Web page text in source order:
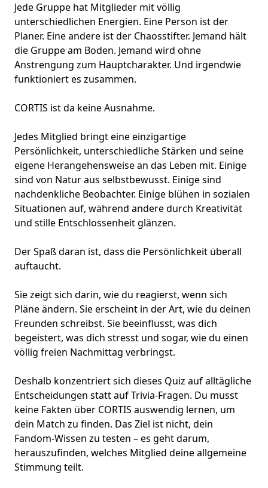
Jede Gruppe hat Mitglieder mit völlig
unterschiedlichen Energien. Eine Person ist der
Planer. Eine andere ist der Chaosstifter. Jemand hält
die Gruppe am Boden. Jemand wird ohne
Anstrengung zum Hauptcharakter. Und irgendwie
funktioniert es zusammen.
CORTIS ist da keine Ausnahme.
Jedes Mitglied bringt eine einzigartige
Persönlichkeit, unterschiedliche Stärken und seine
eigene Herangehensweise an das Leben mit. Einige
sind von Natur aus selbstbewusst. Einige sind
nachdenkliche Beobachter. Einige blühen in sozialen
Situationen auf, während andere durch Kreativität
und stille Entschlossenheit glänzen.
Der Spaß daran ist, dass die Persönlichkeit überall
auftaucht.
Sie zeigt sich darin, wie du reagierst, wenn sich
Pläne ändern. Sie erscheint in der Art, wie du deinen
Freunden schreibst. Sie beeinflusst, was dich
begeistert, was dich stresst und sogar, wie du einen
völlig freien Nachmittag verbringst.
Deshalb konzentriert sich dieses Quiz auf alltägliche
Entscheidungen statt auf Trivia-Fragen. Du musst
keine Fakten über CORTIS auswendig lernen, um
dein Match zu finden. Das Ziel ist nicht, dein
Fandom-Wissen zu testen – es geht darum,
herauszufinden, welches Mitglied deine allgemeine
Stimmung teilt.